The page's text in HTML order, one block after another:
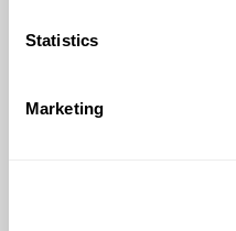
Statistics
Marketing